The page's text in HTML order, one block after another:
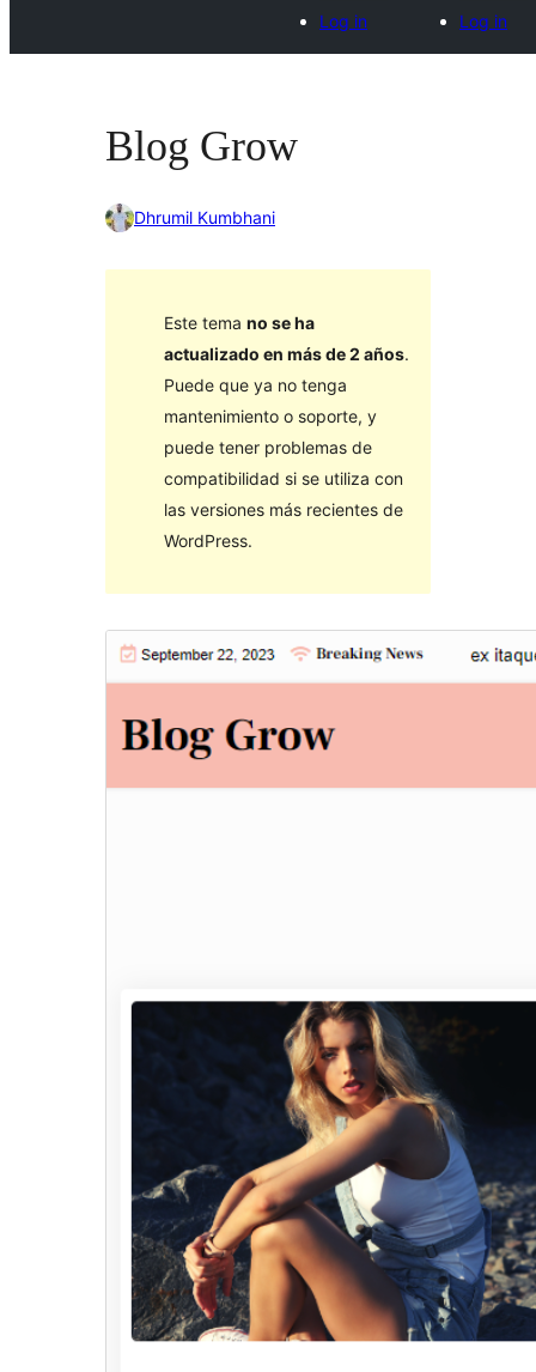
Log in
Log in
Blog Grow
Dhrumil Kumbhani
Este tema no se ha
actualizado en más de 2 años.
Puede que ya no tenga
mantenimiento o soporte, y
puede tener problemas de
compatibilidad si se utiliza con
las versiones más recientes de
WordPress.